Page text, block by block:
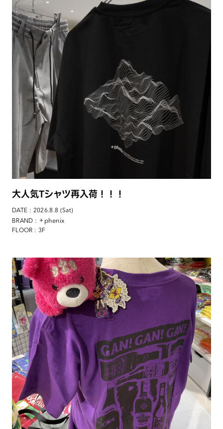
大人気Tシャツ再入荷！！！
DATE : 2026.8.8 (Sat)
BRAND : ＋phenix
FLOOR : 3F